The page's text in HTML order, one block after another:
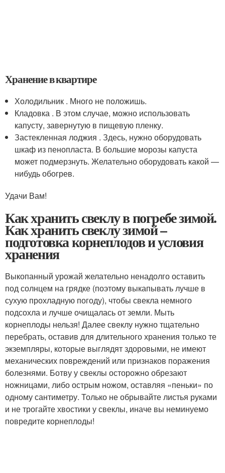
Хранение в квартире
Холодильник . Много не положишь.
Кладовка . В этом случае, можно использовать
капусту, завернутую в пищевую пленку.
Застекленная лоджия . Здесь, нужно оборудовать
шкаф из пенопласта. В большие морозы капуста
может подмерзнуть. Желательно оборудовать какой —
нибудь обогрев.
Удачи Вам!
Как хранить свеклу в погребе зимой.
Как хранить свеклу зимой –
подготовка корнеплодов и условия
хранения
Выкопанный урожай желательно ненадолго оставить
под солнцем на грядке (поэтому выкапывать лучше в
сухую прохладную погоду), чтобы свекла немного
подсохла и лучше очищалась от земли. Мыть
корнеплоды нельзя! Далее свеклу нужно тщательно
перебрать, оставив для длительного хранения только те
экземпляры, которые выглядят здоровыми, не имеют
механических повреждений или признаков поражения
болезнями. Ботву у свеклы осторожно обрезают
ножницами, либо острым ножом, оставляя «пеньки» по
одному сантиметру. Только не обрывайте листья руками
и не трогайте хвостики у свеклы, иначе вы неминуемо
повредите корнеплоды!